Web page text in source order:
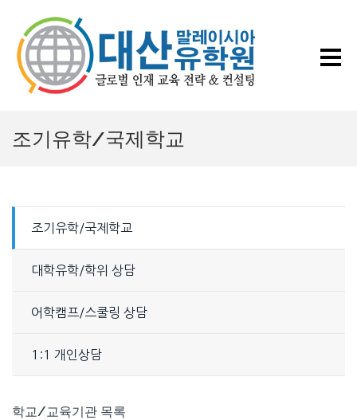
조기유학/국제학교
조기유학/국제학교
대학유학/학위 상담
어학캠프/스쿨링 상담
1:1 개인상담
학교/교육기관 목록